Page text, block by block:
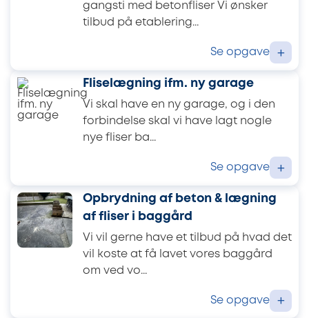
gangsti med betonfliser Vi ønsker
tilbud på etablering...
Se opgave +
Fliselægning ifm. ny garage
Vi skal have en ny garage, og i den
forbindelse skal vi have lagt nogle
nye fliser ba...
Se opgave +
Opbrydning af beton & lægning
af fliser i baggård
Vi vil gerne have et tilbud på hvad det
vil koste at få lavet vores baggård
om ved vo...
Se opgave +